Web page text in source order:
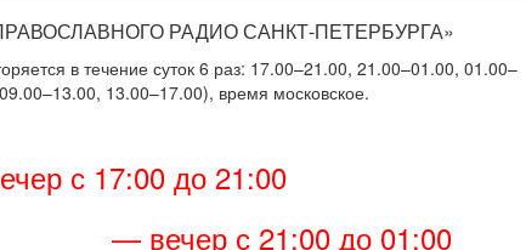
РАДИОСАНКТ-ПЕТЕРБУРГА»
в течение суток 6 раз: 17.00–21.00, 21.00–01.00, 01.00–
–13.00, 13.00–17.00), время московское.
с 17:00 до 21:00
до 01:00